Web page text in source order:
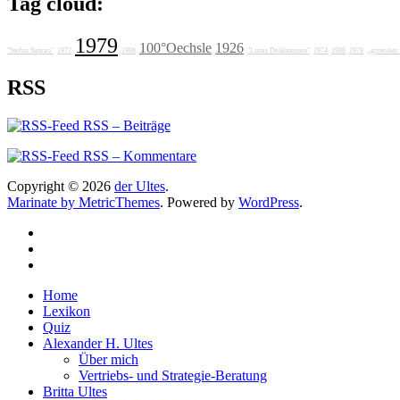
"Stefan Sattran" 1972 1979 1986 100°Oechsle 1926 "Lunas Delikatessen" 1974 1988 1978
RSS
RSS – Beiträge
RSS – Kommentare
Copyright © 2026 der Ultes.
Marinate by MetricThemes. Powered by WordPress.
Home
Lexikon
Quiz
Alexander H. Ultes
Über mich
Vertriebs- und Strategie-Beratung
Britta Ultes